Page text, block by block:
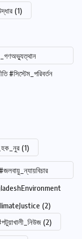
(1)
#সিস্টেম_পরিবর্তন
(1)
(2)
(2)